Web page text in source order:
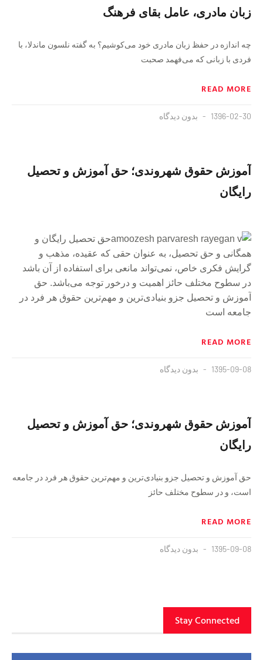
زبان مادری، عامل بقای فرهنگ
چه اندازه در حفظ زبان مادری خود می‌کوشیم؟ به گفته نلسون ماندلا، با
فردی با زبانی که می‌فهمد صحبت
READ MORE
1396-02-30 بدون دیدگاه
آموزش حقوق شهروندی؛ حق آموزش و تحصیل
رایگان
حق تحصیل رایگان و
همگانى و حق تحصیل، به عنوان حقى که عقیده، مذهب و
گرایش فکرى خاص، نمى‌تواند مانعى براى استفاده از آن باشد
در سطوح مختلف حائز اهمیت و درخور توجه مى‌باشد. حق
آموزش و تحصیل جزو بنیادى‌ترین و مهم‌ترین حقوق هر فرد در
جامعه است
READ MORE
1395-09-08 بدون دیدگاه
آموزش حقوق شهروندی؛ حق آموزش و تحصیل
رایگان
حق آموزش و تحصیل جزو بنیادى‌ترین و مهم‌ترین حقوق هر فرد در جامعه
است، و در سطوح مختلف حائز
READ MORE
1395-09-08 بدون دیدگاه
Stay Connected